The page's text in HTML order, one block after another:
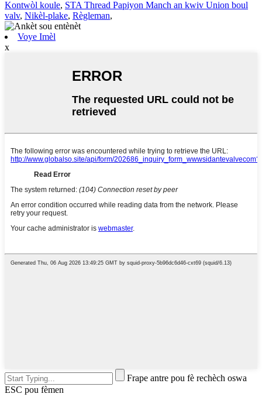
Kontwòl koule, STA Thread Papiyon Manch an kwiv Union boul
valv, Nikèl-plake, Règleman,
Voye Imèl
x
Frape antre pou fè rechèch oswa
ESC pou fèmen